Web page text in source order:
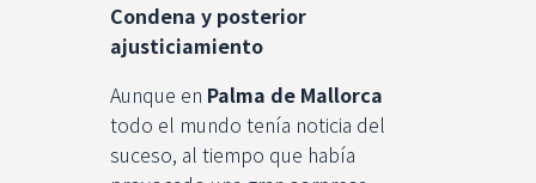
Condena y posterior
ajusticiamiento
Aunque en Palma de Mallorca
todo el mundo tenía noticia del
suceso, al tiempo que había